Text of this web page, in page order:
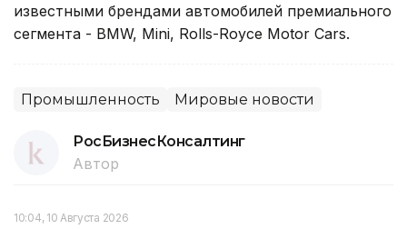
известными брендами автомобилей премиального
сегмента - BMW, Mini, Rolls-Royce Motor Cars.
Промышленность Мировые новости
РосБизнесКонсалтинг
Автор
10:04, 10 Августа 2026